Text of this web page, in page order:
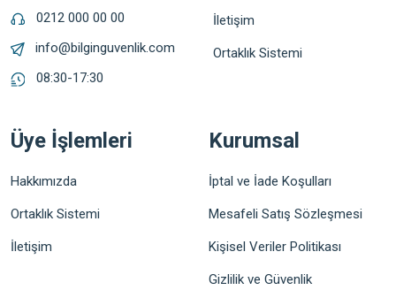
0212 000 00 00
info@bilginguvenlik.com
08:30-17:30
İletişim
Ortaklık Sistemi
Üye İşlemleri
Hakkımızda
Ortaklık Sistemi
İletişim
Kurumsal
İptal ve İade Koşulları
Mesafeli Satış Sözleşmesi
Kişisel Veriler Politikası
Gizlilik ve Güvenlik